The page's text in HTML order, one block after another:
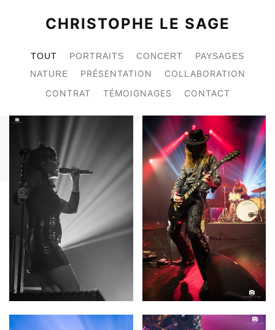
CHRISTOPHE LE SAGE
TOUT PORTRAITS CONCERT
PAYSAGES
NATURE
PRÉSENTATION
COLLABORATION
CONTRAT
TÉMOIGNAGES CONTACT